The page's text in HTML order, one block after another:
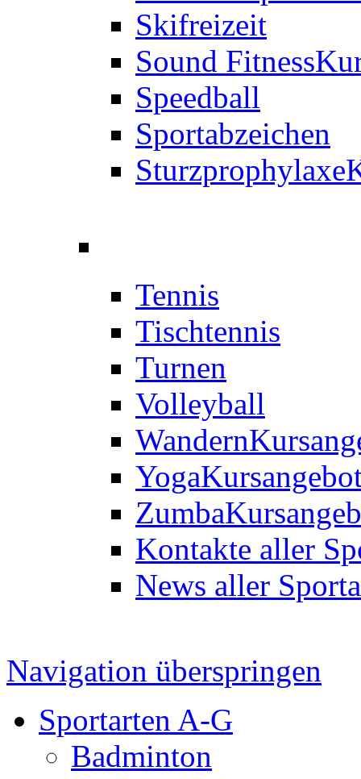
Skifreizeit
Sound Fitness
Speedball
Sportabzeichen
Sturzprophylaxe
Tennis
Tischtennis
Turnen
Volleyball
Wandern
Yoga
Zumba
Kontakte aller
News aller
Navigation überspringen
Sportarten A-G
Badminton